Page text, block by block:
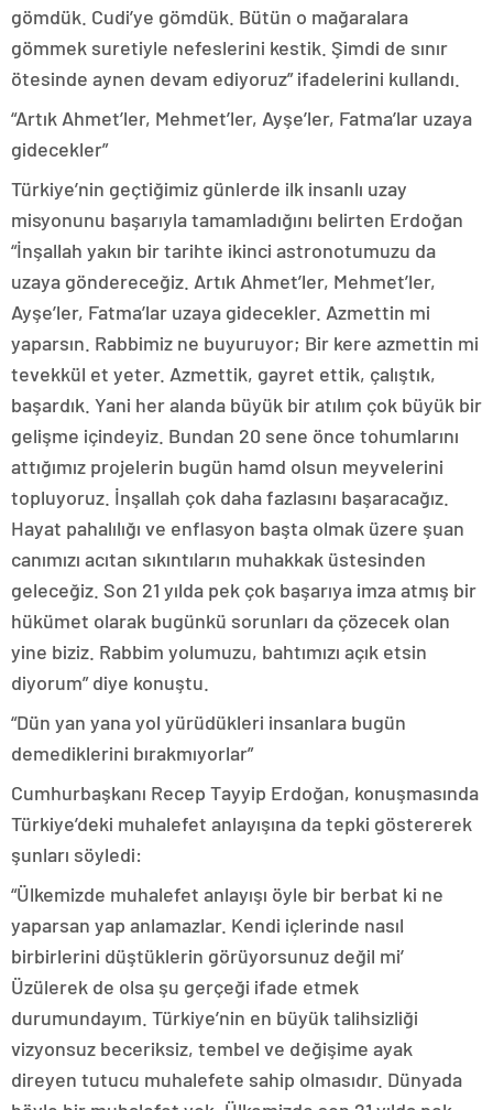
gömdük. Cudi’ye gömdük. Bütün o mağaralara
gömmek suretiyle nefeslerini kestik. Şimdi de sınır
ötesinde aynen devam ediyoruz” ifadelerini kullandı.
“Artık Ahmet’ler, Mehmet’ler, Ayşe’ler, Fatma’lar uzaya
gidecekler”
Türkiye’nin geçtiğimiz günlerde ilk insanlı uzay
misyonunu başarıyla tamamladığını belirten Erdoğan
“İnşallah yakın bir tarihte ikinci astronotumuzu da
uzaya göndereceğiz. Artık Ahmet’ler, Mehmet’ler,
Ayşe’ler, Fatma’lar uzaya gidecekler. Azmettin mi
yaparsın. Rabbimiz ne buyuruyor; Bir kere azmettin mi
tevekkül et yeter. Azmettik, gayret ettik, çalıştık,
başardık. Yani her alanda büyük bir atılım çok büyük bir
gelişme içindeyiz. Bundan 20 sene önce tohumlarını
attığımız projelerin bugün hamd olsun meyvelerini
topluyoruz. İnşallah çok daha fazlasını başaracağız.
Hayat pahalılığı ve enflasyon başta olmak üzere şuan
canımızı acıtan sıkıntıların muhakkak üstesinden
geleceğiz. Son 21 yılda pek çok başarıya imza atmış bir
hükümet olarak bugünkü sorunları da çözecek olan
yine biziz. Rabbim yolumuzu, bahtımızı açık etsin
diyorum” diye konuştu.
“Dün yan yana yol yürüdükleri insanlara bugün
demediklerini bırakmıyorlar”
Cumhurbaşkanı Recep Tayyip Erdoğan, konuşmasında
Türkiye’deki muhalefet anlayışına da tepki göstererek
şunları söyledi:
“Ülkemizde muhalefet anlayışı öyle bir berbat ki ne
yaparsan yap anlamazlar. Kendi içlerinde nasıl
birbirlerini düştüklerin görüyorsunuz değil mi’
Üzülerek de olsa şu gerçeği ifade etmek
durumundayım. Türkiye’nin en büyük talihsizliği
vizyonsuz beceriksiz, tembel ve değişime ayak
direyen tutucu muhalefete sahip olmasıdır. Dünyada